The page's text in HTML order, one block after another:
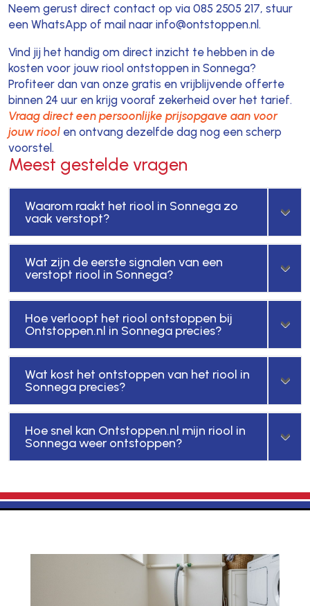
Neem gerust direct contact op via 085 2505 217, stuur
een WhatsApp of mail naar info@ontstoppen.nl.
Vind jij het handig om direct inzicht te hebben in de
kosten voor jouw riool ontstoppen in Sonnega?
Profiteer dan van onze gratis en vrijblijvende offerte
binnen 24 uur en krijg vooraf zekerheid over het tarief.
Vraag direct een persoonlijke prijsopgave aan voor
jouw rioolen ontvang dezelfde dag nog een scherp
voorstel.
Meest gestelde vragen
Waarom raakt het riool in Sonnega zo
vaak verstopt?
Wat zijn de eerste signalen van een
verstopt riool in Sonnega?
Hoe verloopt het riool ontstoppen bij
Ontstoppen.nl in Sonnega precies?
Wat kost het ontstoppen van het riool in
Sonnega precies?
Hoe snel kan Ontstoppen.nl mijn riool in
Sonnega weer ontstoppen?